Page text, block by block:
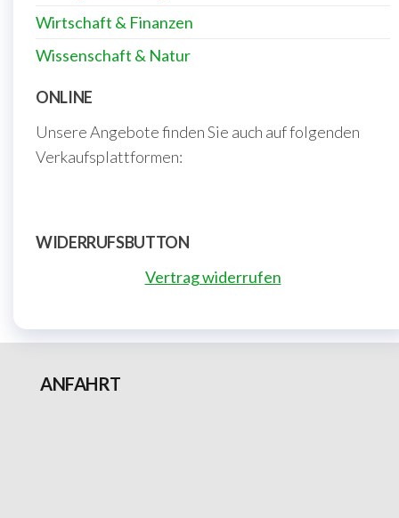
Wirtschaft & Finanzen
Wissenschaft & Natur
ONLINE
Unsere Angebote finden Sie auch auf folgenden
Verkaufsplattformen:
WIDERRUFSBUTTON
Vertrag widerrufen
ANFAHRT